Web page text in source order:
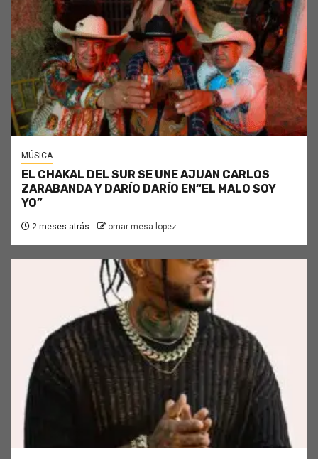
MÚSICA
EL CHAKAL DEL SUR SE UNE AJUAN CARLOS
ZARABANDA Y DARÍO DARÍO EN“EL MALO SOY
YO”
2 meses atrás omar mesa lopez